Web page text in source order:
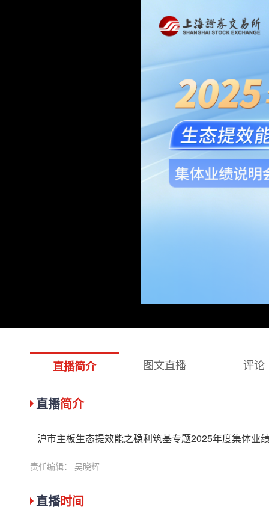
直播简介 图文直播 评论
直播简介
沪市主板生态提效能之稳利筑基专题2025年度集体业
责任编辑： 吴晓辉
直播时间